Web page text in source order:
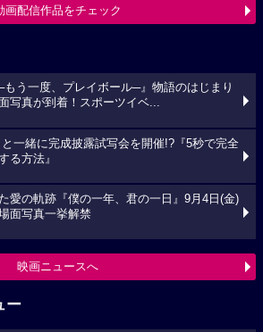
画配信作品をチェック
もう一度、プレイボール─』物語のはじまり
写真が到着！スポーツイベ...
と一緒に完成披露試写会を開催!?『5秒で完全
る方法』
愛の軌跡『僕の一年、君の一日』9月4日(金)
面写真一挙解禁
映画ニュースへ
ー